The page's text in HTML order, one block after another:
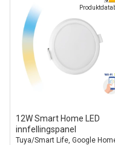
12W Smart Home LED
innfellingspanel
Tuya/Smart Life, Google